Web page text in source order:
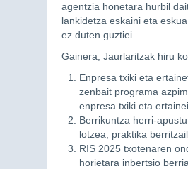
agentzia honetara hurbil
lankidetza eskaini eta
ez duten guztiei.
Gainera, Jaurlaritzak hiru
Enpresa txiki eta
zenbait programa
enpresa txiki eta
Berrikuntza herri-
lotzea, praktika
RIS 2025 txotenaren
horietara inbertsio